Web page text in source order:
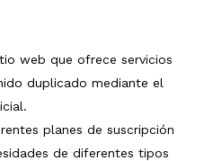
web que ofrece servicios
duplicado mediante el
planes de suscripción
de diferentes tipos